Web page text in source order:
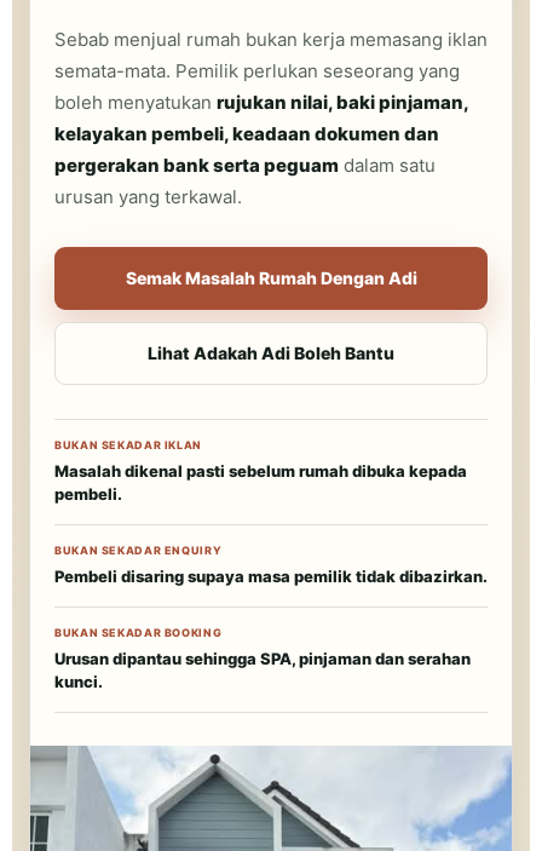
Sebab menjual rumah bukan kerja memasang iklan
semata-mata. Pemilik perlukan seseorang yang
boleh menyatukan rujukan nilai, baki pinjaman,
kelayakan pembeli, keadaan dokumen dan
pergerakan bank serta peguam dalam satu
urusan yang terkawal.
Semak Masalah Rumah Dengan Adi
Lihat Adakah Adi Boleh Bantu
BUKAN SEKADAR IKLAN
Masalah dikenal pasti sebelum rumah dibuka kepada
pembeli.
BUKAN SEKADAR ENQUIRY
Pembeli disaring supaya masa pemilik tidak dibazirkan.
BUKAN SEKADAR BOOKING
Urusan dipantau sehingga SPA, pinjaman dan serahan
kunci.